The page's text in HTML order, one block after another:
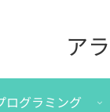
ア
ログラミング